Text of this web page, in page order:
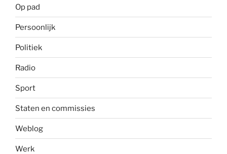
Op pad
Persoonlijk
Politiek
Radio
Sport
Staten en commissies
Weblog
Werk